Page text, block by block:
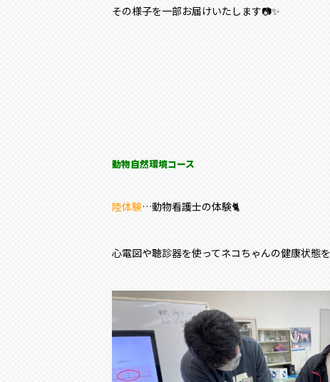
その様子を一部お届けいたします📷✨
動物自然環境コース
陸体験…動物看護士の体験🐈
心電図や聴診器を使ってネコちゃんの健康状態